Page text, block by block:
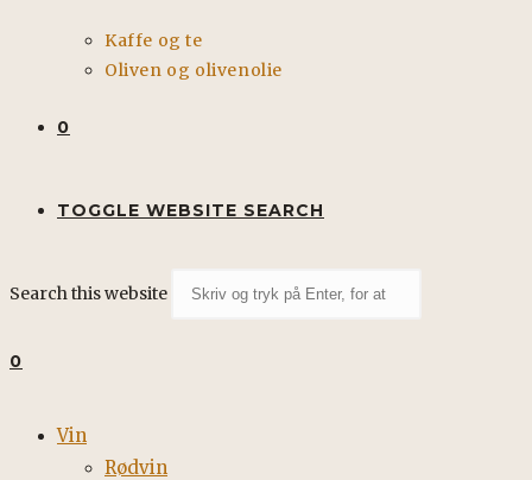
Kaffe og te
Oliven og olivenolie
0
TOGGLE WEBSITE SEARCH
Search this website
0
Vin
Rødvin